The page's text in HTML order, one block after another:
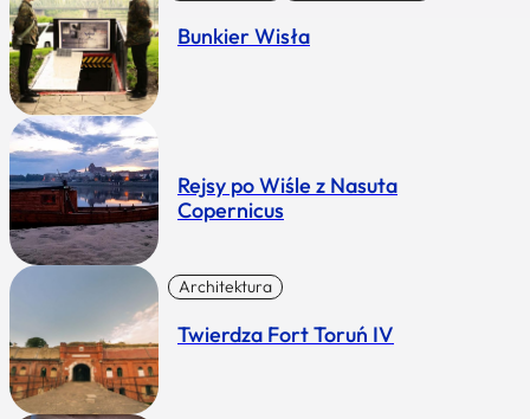
Bunkier Wisła
Rejsy po Wiśle z Nasuta
Copernicus
Architektura
Twierdza Fort Toruń IV